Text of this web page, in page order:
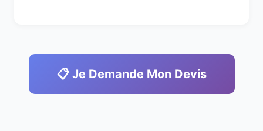
📋 Je Demande Mon Devis